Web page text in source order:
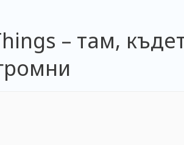
– там,